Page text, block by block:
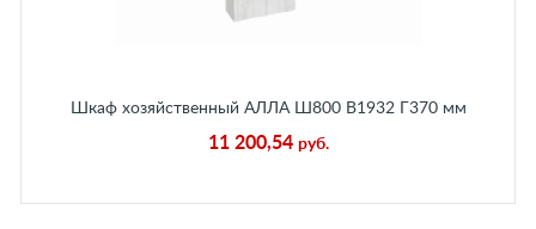
Шкаф хозяйственный АЛЛА Ш800 В1932 Г370 мм
11 200,54 руб.